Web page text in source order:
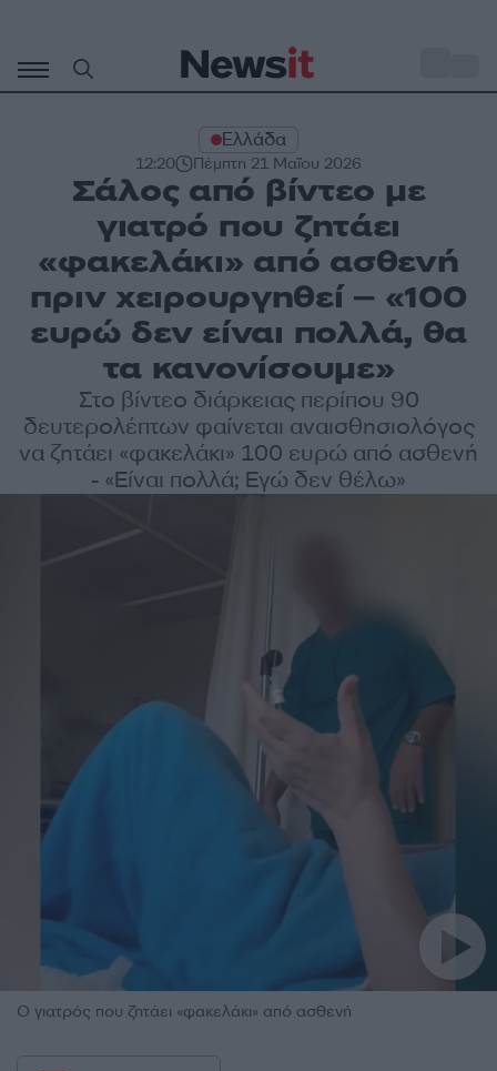
περιεχόμενο
Ελλάδα
12:20 Πέμπτη 21 Μαΐου 2026
Σάλος από βίντεο με
γιατρό που ζητάει
«φακελάκι» από ασθενή
πριν χειρουργηθεί – «100
ευρώ δεν είναι πολλά, θα
τα κανονίσουμε»
Στο βίντεο διάρκειας περίπου 90
δευτερολέπτων φαίνεται αναισθησιολόγος
να ζητάει «φακελάκι» 100 ευρώ από ασθενή
- «Είναι πολλά; Εγώ δεν θέλω»
O γιατρός που ζητάει «φακελάκι» από ασθενή